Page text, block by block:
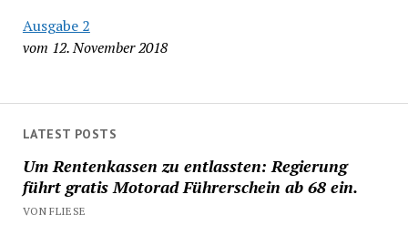
Ausgabe 2
vom 12. November 2018
LATEST POSTS
Um Rentenkassen zu entlassten: Regierung
führt gratis Motorad Führerschein ab 68 ein.
VON FLIESE